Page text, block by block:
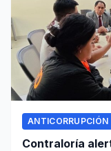
ANTICORRUPCIÓN
Contraloría